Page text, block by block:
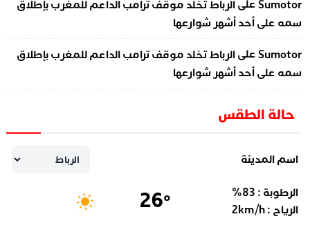
علىالرباط تخلد موقف ترامب الداعم للمغرب بإطلاق
على أحد أشهر شوارعها
علىالرباط تخلد موقف ترامب الداعم للمغرب بإطلاق
على أحد أشهر شوارعها
حالة الطقس
اسم المدينة
الرطوبة : 83
%
الرياح :
2km/h
26